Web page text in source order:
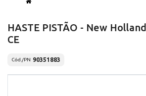
HASTE PISTÃO - New Holland
CE
Cód./PN 90351883